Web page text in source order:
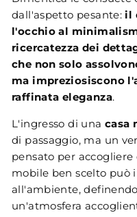
dall'aspetto pesante: il
l'occhio al
ricercatezza dei
che non solo
ma impreziosiscono
raffinata eleganza.
L'ingresso di una casa
di passaggio, ma un
pensato per
mobile ben scelto può
all'ambiente,
un'atmosfera